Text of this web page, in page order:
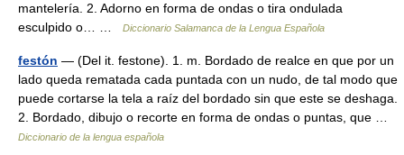
mantelería. 2. Adorno en forma de ondas o tira ondulada
esculpido o… …
Diccionario Salamanca de la Lengua Española
festón — (Del it. festone). 1. m. Bordado de realce en que por un
lado queda rematada cada puntada con un nudo, de tal modo que
puede cortarse la tela a raíz del bordado sin que este se deshaga.
2. Bordado, dibujo o recorte en forma de ondas o puntas, que …
Diccionario de la lengua española